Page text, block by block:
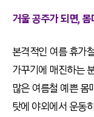
거울 공주가 되면,
본격적인 여름 휴가
가꾸기에 매진하는
많은 여름철 예쁜 몸
탓에 야외에서 운동